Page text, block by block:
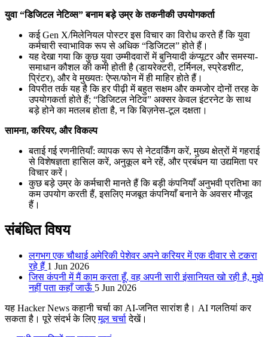
युवा “डिजिटल नेटिव्स” बनाम बड़े उम्र के तकनीकी उपयोगकर्ता
कई Gen X/मिलेनियल पोस्टर इस विचार का विरोध करते हैं कि युवा
कर्मचारी स्वाभाविक रूप से अधिक “डिजिटल” होते हैं।
यह देखा गया कि कुछ युवा उम्मीदवारों में बुनियादी कंप्यूटर और समस्या-
समाधान कौशल की कमी होती है (डायरेक्टरी, टर्मिनल, स्प्रेडशीट,
प्रिंटर), और वे मुख्यतः ऐप्स/फोन में ही माहिर होते हैं।
विपरीत तर्क यह है कि हर पीढ़ी में बहुत सक्षम और कमजोर दोनों तरह के
उपयोगकर्ता होते हैं; “डिजिटल नेटिव” अक्सर केवल इंटरनेट के साथ
बड़े होने का मतलब होता है, न कि बिज़नेस-टूल दक्षता।
सामना, करियर, और विकल्प
बताई गई रणनीतियाँ: व्यापक रूप से नेटवर्किंग करें, मुख्य क्षेत्रों में गहराई
से विशेषज्ञता हासिल करें, अनुकूल बने रहें, और प्रबंधन या उद्यमिता पर
विचार करें।
कुछ बड़े उम्र के कर्मचारी मानते हैं कि बड़ी कंपनियाँ अनुभवी प्रतिभा का
कम उपयोग करती हैं, इसलिए मजबूत कंपनियाँ बनाने के अवसर मौजूद
हैं।
संबंधित विषय
लगभग एक चौथाई अमेरिकी पेशेवर अपने करियर में एक दीवार से टकरा
रहे हैं 1 Jun 2026
जिस कंपनी में मैं काम करता हूँ, वह अपनी सारी इंसानियत खो रही है, मुझे
नहीं पता कहाँ जाऊँ 5 Jun 2026
यह Hacker News कहानी चर्चा का AI-जनित सारांश है। AI गलतियां कर
सकता है। पूरे संदर्भ के लिएमूल चर्चादेखें।